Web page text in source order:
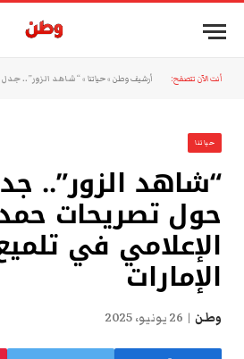
أنت الآن تتصفح: أرشيف وطن »حياتنا »“شاهد الزور”.. جدل واسع حول
حياتنا
“شاهد الزور”..
حول تصريحات
الإعلامي في
الإمارات
وطن 26 يونيو، 2025